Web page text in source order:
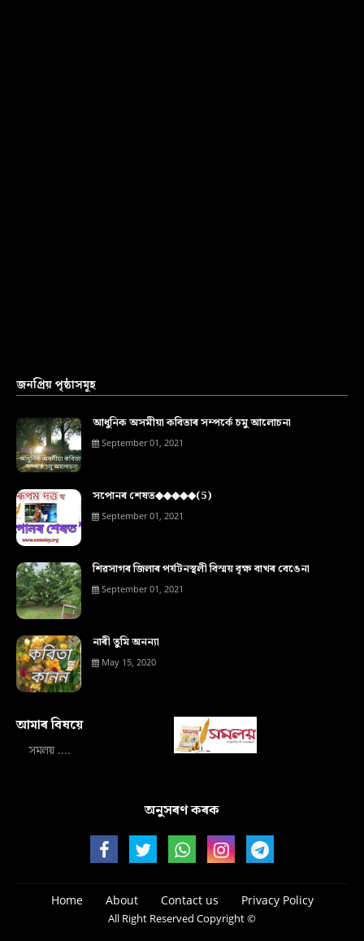
জনপ্ৰিয় পৃষ্ঠাসমূহ
আধুনিক অসমীয়া কবিতাৰ সম্পৰ্কে চমু আলোচনা
September 01, 2021
সপোনৰ শেষত◆◆◆◆◆(5)
September 01, 2021
শিৱসাগৰ জিলাৰ পৰ্যটনস্থলী বিস্ময় বৃক্ষ বাখৰ বেঙেনা
September 01, 2021
নাৰী তুমি অনন্যা
May 15, 2020
আমাৰ বিষয়ে‍
সমলয় ....
অনুসৰণ কৰক
Home About Contact us Privacy Policy
All Right Reserved Copyright ©